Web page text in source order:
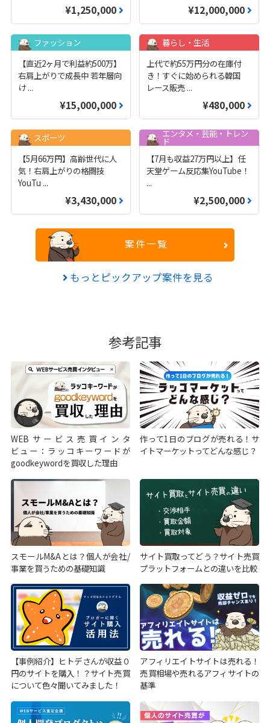
¥1,250,000 ¥12,000,000
ファッション
【直近2ヶ月で利益約500万】
右肩上がりで成長中 若年層向
け...
¥15,000,000
暮らし・生活
上代で約55万円分の在庫付
き！すぐに始められる韓国
レース販売 ...
¥480,000
スポーツ
【5月66万円】高齢世代に人
気！右肩上がりの格闘技
YouTu ...
¥3,430,000
エンタメ・芸能・トレン
ド
【7月も収益27万円以上】任
天堂ゲーム反応集YouTube！
...
¥2,500,000
案件一覧
もっとピックアップ案件を見る
参考記事
WEBサービス売買インタ
ビュー：ラッコキーワードが
goodkeywordを買収した理由
作って1日のブログが売れる！サ
イトマーケットってどんな感じ？
スモールM&Aとは？個人が会社/
事業を買うための基礎知識
サイト買取ってどう？サイト売買
プラットフォームとの違いを比較
【事例紹介】ヒトデさんが収益０
円のサイトを購入！？サイト売買
について色々聞いてみました！
アフィリエイトサイトは売れる！
売買相場や売れるアフィサイトの
基準